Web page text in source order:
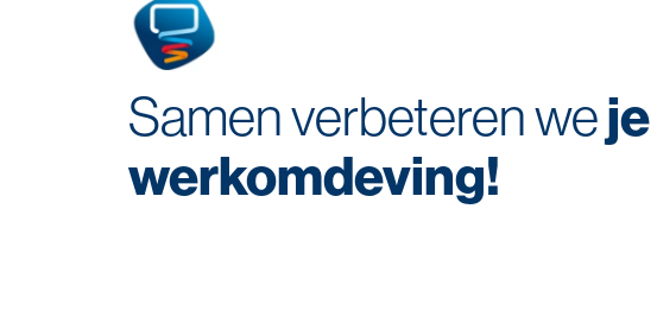
Samen verbeteren weje
werkomdeving!